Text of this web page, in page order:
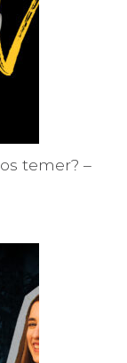
temer? –